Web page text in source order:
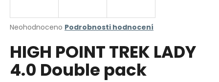
Průměrné
produktu
je
0,0
z
Neohodnoceno Podrobnosti hodnocení
HIGH POINT TREK LADY
4.0 Double pack
j
t
?